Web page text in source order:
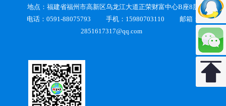
地点：福建省福州市高新区乌龙江大道正荣财富中心B座8层
电话：0591-88075793 手机：15980703110 邮箱：
2851617317@qq.com
返回顶